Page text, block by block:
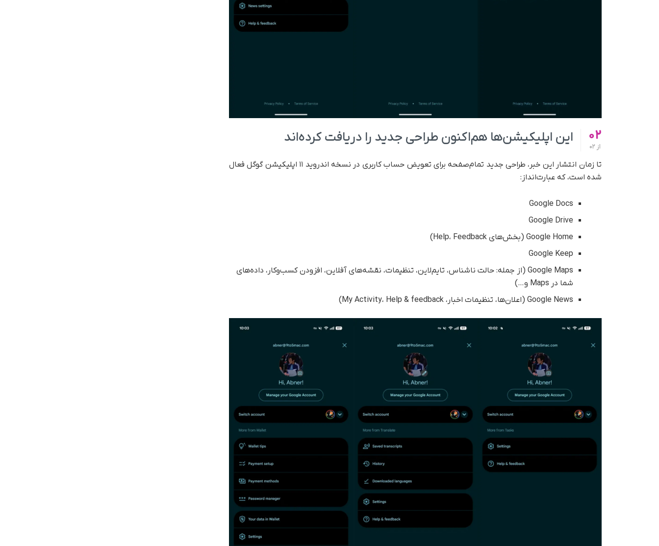
02
از
این اپلیکیشن‌ها هم‌اکنون طراحی جدید را دریافت کرده‌اند
تا زمان انتشار این خبر، طراحی جدید تمام‌صفحه برای تعویض حساب کاربری در نسخه اندروید ۱۱ اپلیکیشن گوگل فعال
شده است، که عبارت‌انداز:
Google Docs
Google Drive
Google Home (بخش‌های Help، Feedback)
Google Keep
Google Maps (از جمله: حالت ناشناس، تایم‌لاین، تنظیمات، نقشه‌های آفلاین، افزودن کسب‌وکار، داده‌های
شما در Maps و…)
Google News (اعلان‌ها، تنظیمات اخبار، My Activity، Help & feedback)